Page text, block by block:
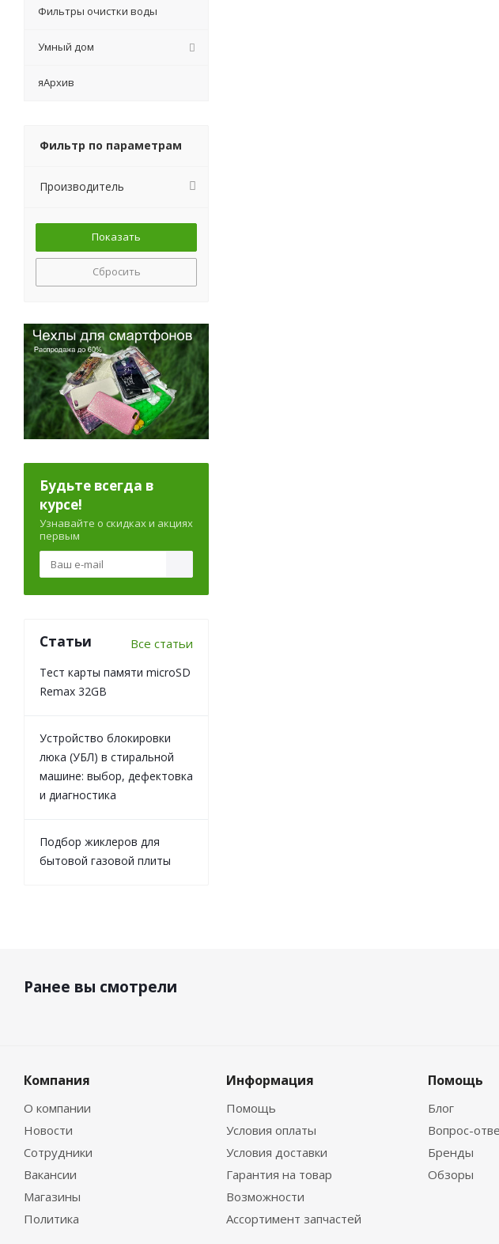
Фильтры очистки воды
Умный дом
яАрхив
Фильтр по параметрам
Производитель
Сбросить
Будьте всегда в
курсе!
Узнавайте о скидках и акциях
первым
Статьи Все статьи
Тест карты памяти microSD
Remax 32GB
Устройство блокировки
люка (УБЛ) в стиральной
машине: выбор, дефектовка
и диагностика
Подбор жиклеров для
бытовой газовой плиты
Ранее вы смотрели
Компания
О компании
Новости
Сотрудники
Вакансии
Магазины
Политика
Информация
Помощь
Условия оплаты
Условия доставки
Гарантия на товар
Возможности
Ассортимент запчастей
Помощь
Блог
Вопрос-
Бренды
Обзоры